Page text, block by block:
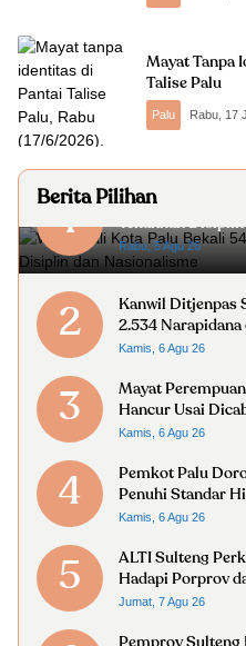
Mayat Tanpa
Talise Palu
Palu Rabu, 17
Berita Pilihan
1
Wakil Wali Kota
Tekankan
Rabu, 5 Agu 26
2
Kanwil Ditjenpas
2.534 Narapidana
Kamis, 6 Agu 26
3
Mayat
Hancur Usai
Kamis, 6 Agu 26
4
Pemkot Palu
Penuhi Standar
Kamis, 6 Agu 26
5
ALTI Sulteng
Hadapi Porprov
Jumat, 7 Agu 26
Pemprov Sulteng